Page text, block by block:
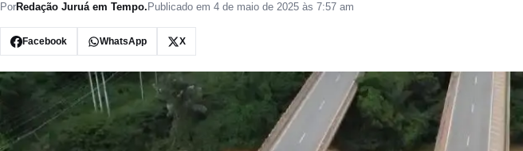
PorRedação Juruá em Tempo. Publicado em 4 de maio de 2025 às 7:57 am
Facebook WhatsApp X